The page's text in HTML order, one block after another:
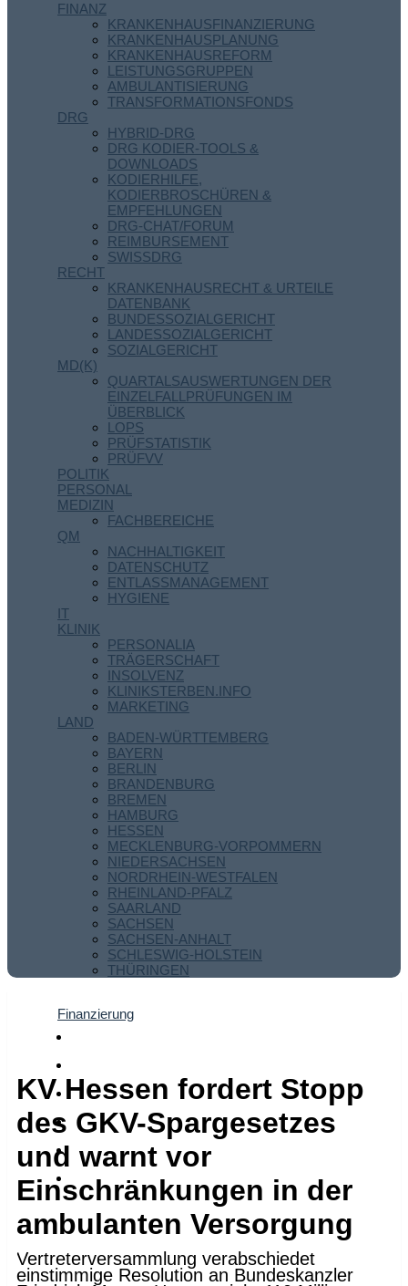
FINANZ
KRANKENHAUSFINANZIERUNG
KRANKENHAUSPLANUNG
KRANKENHAUSREFORM
LEISTUNGSGRUPPEN
AMBULANTISIERUNG
TRANSFORMATIONSFONDS
DRG
HYBRID-DRG
DRG KODIER-TOOLS &
DOWNLOADS
KODIERHILFE,
KODIERBROSCHÜREN &
EMPFEHLUNGEN
DRG-CHAT/FORUM
REIMBURSEMENT
SWISSDRG
RECHT
KRANKENHAUSRECHT & URTEILE
DATENBANK
BUNDESSOZIALGERICHT
LANDESSOZIALGERICHT
SOZIALGERICHT
MD(K)
QUARTALSAUSWERTUNGEN DER
EINZELFALLPRÜFUNGEN IM
ÜBERBLICK
LOPS
PRÜFSTATISTIK
PRÜFVV
POLITIK
PERSONAL
MEDIZIN
FACHBEREICHE
QM
NACHHALTIGKEIT
DATENSCHUTZ
ENTLASSMANAGEMENT
HYGIENE
IT
KLINIK
PERSONALIA
TRÄGERSCHAFT
INSOLVENZ
KLINIKSTERBEN.INFO
MARKETING
LAND
BADEN-WÜRTTEMBERG
BAYERN
BERLIN
BRANDENBURG
BREMEN
HAMBURG
HESSEN
MECKLENBURG-VORPOMMERN
NIEDERSACHSEN
NORDRHEIN-WESTFALEN
RHEINLAND-PFALZ
SAARLAND
SACHSEN
SACHSEN-ANHALT
SCHLESWIG-HOLSTEIN
THÜRINGEN
Finanzierung
KV Hessen fordert Stopp
des GKV-Spargesetzes
und warnt vor
Einschränkungen in der
ambulanten Versorgung
Vertreterversammlung verabschiedet
einstimmige Resolution an Bundeskanzler